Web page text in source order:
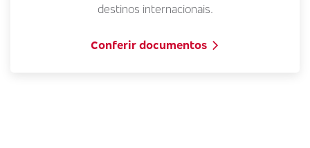
destinos internacionais.
Conferir documentos